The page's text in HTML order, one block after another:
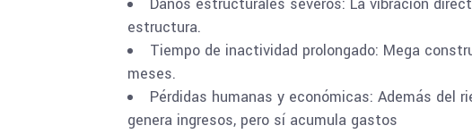
estructura.
Tiempo de inactividad prolongado: Mega
meses.
Pérdidas humanas y económicas: Además del
genera ingresos, pero sí acumula gastos